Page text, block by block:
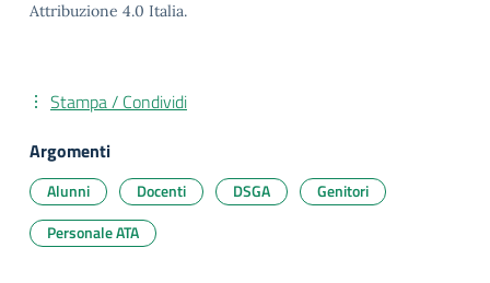
Attribuzione 4.0 Italia.
Stampa / Condividi
Argomenti
Alunni Docenti DSGA
Genitori
Personale ATA